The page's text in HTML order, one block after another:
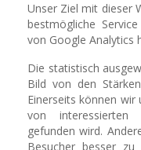
Unser Ziel mit dieser
bestmögliche
von Google Analytics
Die statistisch
Bild von den
Einerseits können
von
gefunden wird.
Besucher besser